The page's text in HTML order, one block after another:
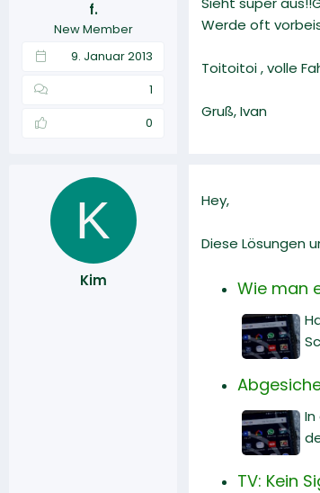
m
f.
New Member
9. Januar 2013
1
0
Werde oft
Toitoitoi , volle
Gruß, Ivan
K
Kim
Hey,
Diese Lösungen
Wie man
TV: Kein